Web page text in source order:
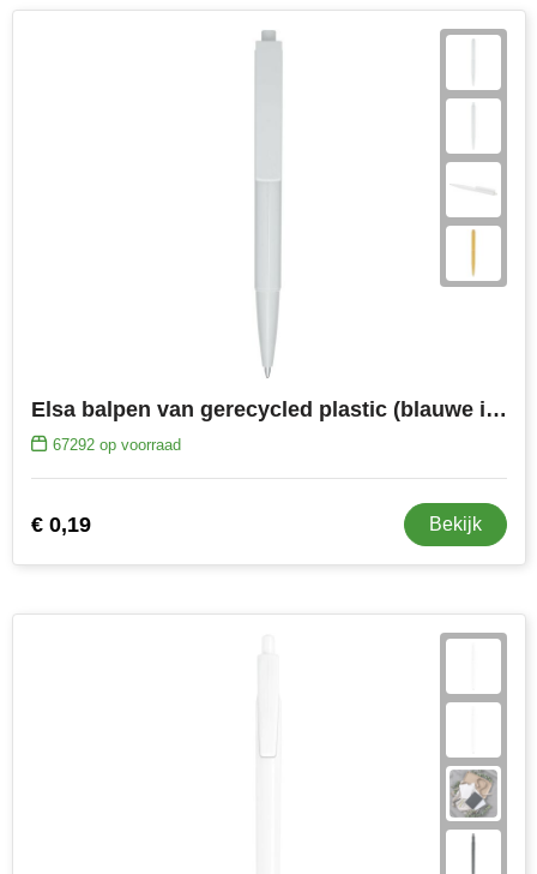
Elsa balpen van gerecycled plastic (blauwe inkt)
67292op voorraad
€ 0,19 Bekijk